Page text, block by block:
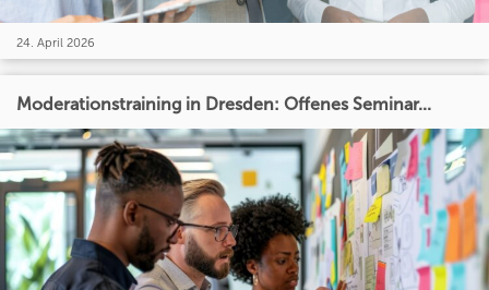
24. April 2026
Moderationstraining in Dresden: Offenes Seminar...